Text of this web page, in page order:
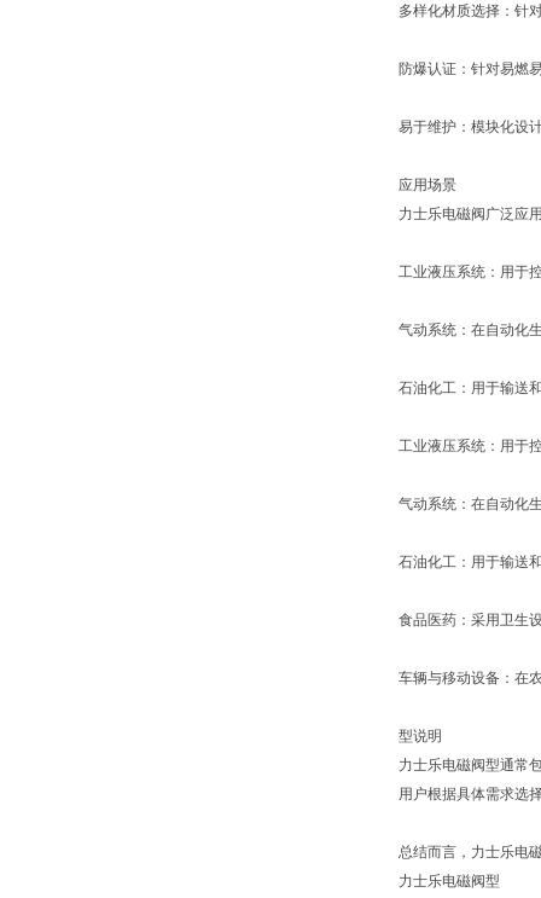
多样化材质选择：针
防爆认证：针对易燃
易于维护：模块化设
应用场景
力士乐电磁阀广泛应
工业液压系统：用于
气动系统：在自动化
石油化工：用于输送
工业液压系统：用于
气动系统：在自动化
石油化工：用于输送
食品医药：采用卫生
车辆与移动设备：在
型说明
力士乐电磁阀型通常
用户根据具体需求选
总结而言，力士乐电
力士乐电磁阀型